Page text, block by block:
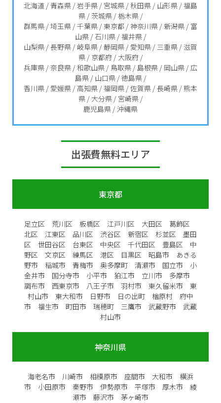
北海道 / 青森県 / 岩手県 / 宮城県 / 秋田県 / 山形県 / 福島
県 / 茨城県 / 栃木県 /
群馬県 / 埼玉県 / 千葉県 / 東京都 / 神奈川県 / 新潟県 / 富
山県 / 石川県 / 福井県 /
山梨県 / 長野県 / 岐阜県 / 静岡県 / 愛知県 / 三重県 / 滋賀
県 / 京都府 / 大阪府 /
兵庫県 / 奈良県 / 和歌山県 / 鳥取県 / 島根県 / 岡山県 / 広
島県 / 山口県 / 徳島県 /
香川県 / 愛媛県 / 高知県 / 福岡県 / 佐賀県 / 長崎県 / 熊本
県 / 大分県 / 宮崎県 /
鹿児島県 / 沖縄県
出張費無料エリア
東京都
足立区 荒川区 板橋区 江戸川区 大田区 葛飾区
北区 江東区 品川区 渋谷区 新宿区 杉並区 墨田
区 世田谷区 台東区 中央区 千代田区 豊島区 中
野区 文京区 練馬区 港区 目黒区 昭島市 あきる
野市 稲城市 青梅市 奥多摩町 清瀬市 国立市 小
金井市 国分寺市 小平市 狛江市 立川市 多摩市
調布市 西東京市 八王子市 羽村市 東久留米市 東
村山市 東大和市 日野市 日の出町 檜原村 府中
市 福生市 町田市 瑞穂町 三鷹市 武蔵野市 武蔵
村山市
神奈川県
海老名市 川崎市 相模原市 座間市 大和市 横浜
市 小田原市 秦野市 伊勢原市 平塚市 厚木市 綾
瀬市 藤沢市 茅ヶ崎市